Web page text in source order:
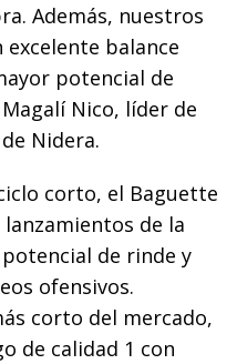
Además, nuestros
balance
potencial de
Nico, líder de
Nidera.
corto, el Baguette
de la
de rinde y
ofensivos.
corto del mercado,
de calidad 1 con